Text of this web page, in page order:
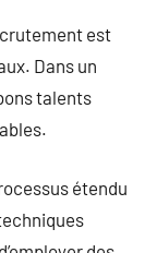
est
Dans un
talents
étendu